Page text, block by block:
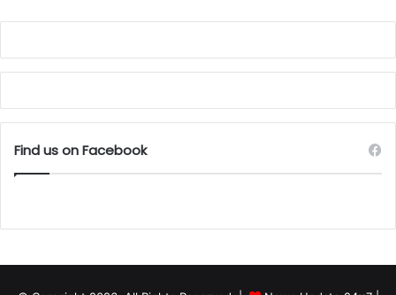
Find us on Facebook